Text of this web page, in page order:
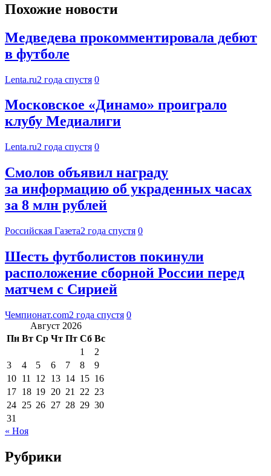
Похожие новости
Медведева прокомментировала дебют
в футболе
Lenta.ru2 года спустя 0
Московское «Динамо» проиграло
клубу Медиалиги
Lenta.ru2 года спустя 0
Смолов объявил награду
за информацию об украденных часах
за 8 млн рублей
Российская Газета2 года спустя 0
Шесть футболистов покинули
расположение сборной России перед
матчем с Сирией
Чемпионат.com2 года спустя 0
Август 2026
Пн Вт Ср Чт Пт Сб Вс
1
2
3
4 5 6 7 8
9
10 11 12 13 14 15 16
17 18 19 20 21 22 23
24 25 26 27 28 29 30
31
« Ноя
Рубрики